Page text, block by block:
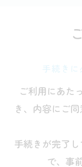
手続き
ご利用にあた
き、内容にご
手続きが完了
で、事